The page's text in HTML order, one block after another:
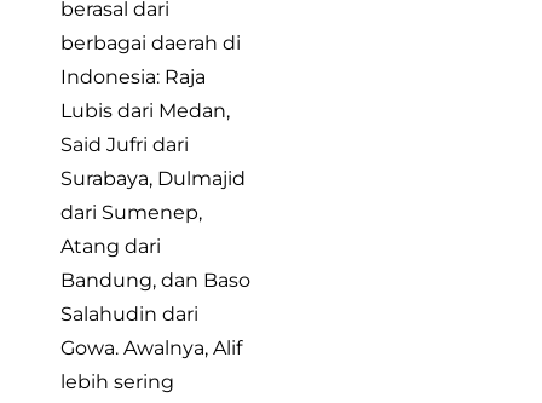
berasal dari
berbagai daerah di
Indonesia: Raja
Lubis dari Medan,
Said Jufri dari
Surabaya, Dulmajid
dari Sumenep,
Atang dari
Bandung, dan Baso
Salahudin dari
Gowa. Awalnya, Alif
lebih sering